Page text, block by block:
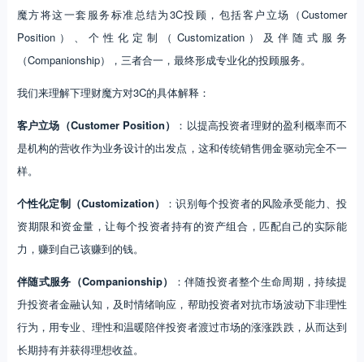
魔方将这一套服务标准总结为3C投顾，包括客户立场（Customer
Position）、个性化定制（Customization）及伴随式服务
（Companionship），三者合一，最终形成专业化的投顾服务。
我们来理解下理财魔方对3C的具体解释：
客户立场（Customer Position）
：以提高投资者理财的盈利概率而不
是机构的营收作为业务设计的出发点，这和传统销售佣金驱动完全不一
样。
个性化定制（Customization）
：识别每个投资者的风险承受能力、投
资期限和资金量，让每个投资者持有的资产组合，匹配自己的实际能
力，赚到自己该赚到的钱。
伴随式服务（Companionship）
：伴随投资者整个生命周期，持续提
升投资者金融认知，及时情绪响应，帮助投资者对抗市场波动下非理性
行为，用专业、理性和温暖陪伴投资者渡过市场的涨涨跌跌，从而达到
长期持有并获得理想收益。